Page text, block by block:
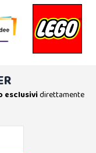
esclusividirettamente